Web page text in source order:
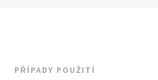
PŘÍPADY POUŽITÍ